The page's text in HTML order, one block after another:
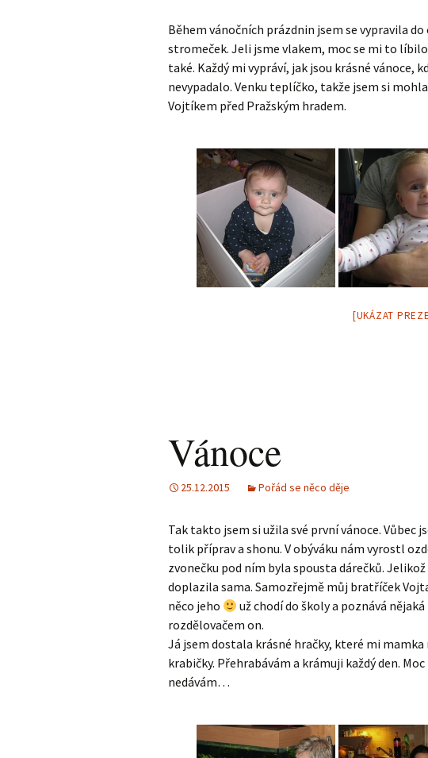
Během vánočních prázdnin jsem se vypravila
stromeček. Jeli jsme vlakem, moc se mi to
také. Každý mi vypráví, jak jsou krásné vánoce,
nevypadalo. Venku teplíčko, takže jsem si
Vojtíkem před Pražským hradem.
[UKÁZAT
Vánoce
25.12.2015 Pořád se něco děje
Tak takto jsem si užila své první vánoce.
tolik příprav a shonu. V obýváku nám vyrostl
zvonečku pod ním byla spousta dárečků.
doplazila sama. Samozřejmě můj bratříček
něco jeho
už chodí do školy a poznává
rozdělovačem on.
Já jsem dostala krásné hračky, které mi
krabičky. Přehrabávám a krámuji každý den.
nedávám…